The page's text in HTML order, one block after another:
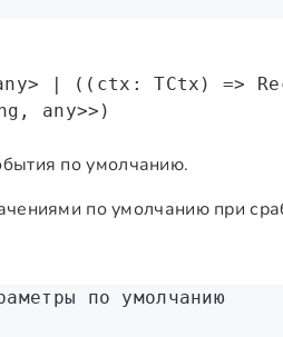
| ((ctx: TCtx) =>
any>>)
по умолчанию.
по умолчанию при
по умолчанию